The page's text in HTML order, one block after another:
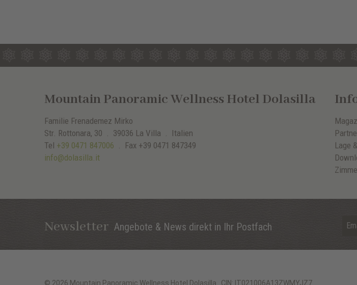
Mountain Panoramic Wellness Hotel Dolasilla
Familie Frenademez Mirko
Str. Rottonara, 30 . 39036 La Villa . Italien
Tel +39 0471 847006 . Fax +39 0471 847349
info@dolasilla.it
Lage
Newsletter Angebote & News direkt in Ihr Postfach
© 2026 Mountain Panoramic Wellness Hotel Dolasilla CIN: IT021006A13ZWMYJZ7